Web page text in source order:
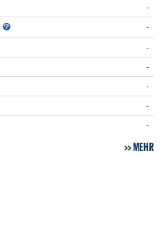
-
-
-
-
-
-
-
MEHR